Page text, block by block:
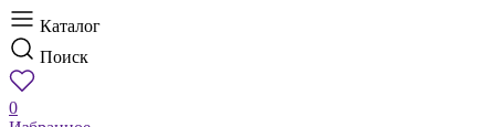
Каталог
Поиск
0